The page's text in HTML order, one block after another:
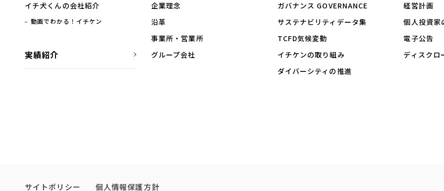
イチ犬くんの会社紹介
動画でわかる！イチケン
実績紹介
企業理念
沿革
事業所・営業所
グループ会社
ガバナンス GOVERNANCE
サステナビリティ データ集
TCFD気候変動
イチケンの取り組み
ダイバーシティの推進
経営計画
個人投資家
電子公告
ディスクロ
サイトポリシー 個人情報保護方針